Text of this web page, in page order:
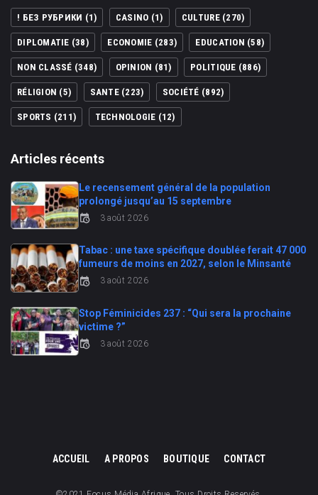
! БЕЗ РУБРИКИ (1) CASINO (1) CULTURE(270)
DIPLOMATIE (38) ECONOMIE (283) EDUCATION (58)
NON CLASSÉ (348) OPINION (81) POLITIQUE (886)
RÉLIGION (5) SANTE(223) SOCIÉTÉ (892)
SPORTS (211) TECHNOLOGIE (12)
Articles récents
Le recensement général de la population
prolongé jusqu’au 15 septembre
3 août 2026
Tabac : une taxe spécifique doublée ferait 47 000
fumeurs de moins en 2027, selon le Minsanté
3 août 2026
Stop Féminicides 237 : “Qui sera la prochaine
victime ?”
3 août 2026
ACCUEIL A PROPOS BOUTIQUE CONTACT